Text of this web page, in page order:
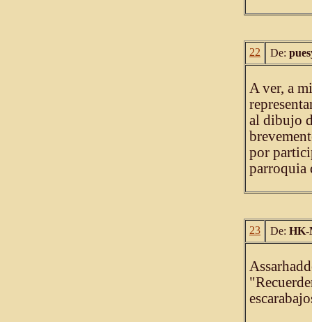
22 De:
A ver, a
al dibujo
por
parroquia
23 De: HK-